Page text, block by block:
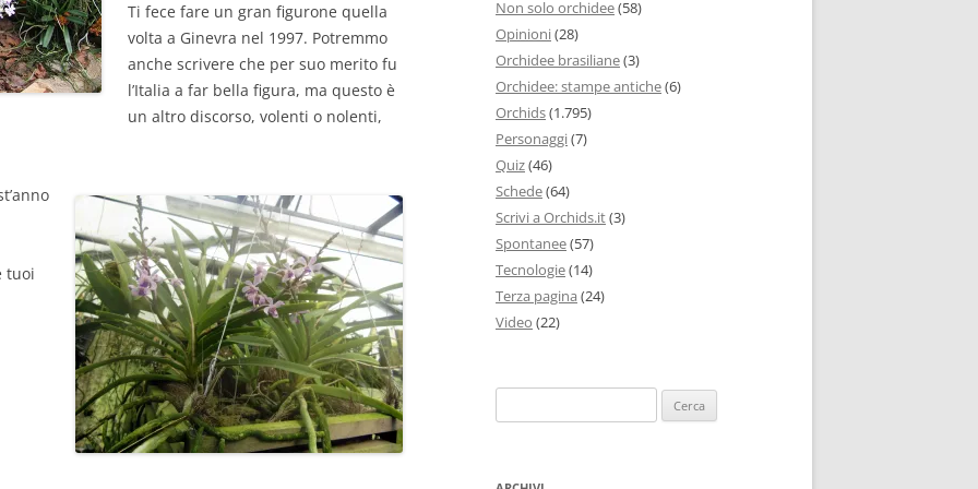
Ti fece fare un gran figurone quella
volta a Ginevra nel 1997. Potremmo
anche scrivere che per suo merito fu
l’Italia a far bella figura, ma questo è
un altro discorso, volenti o nolenti,
tuoi
Non solo orchidee(58)
Opinioni(28)
Orchidee brasiliane(3)
Orchidee: stampe antiche(6)
Orchids(1.795)
Personaggi(7)
Quiz(46)
Schede(64)
Scrivi a Orchids.it(3)
Spontanee(57)
Tecnologie(14)
Terza pagina (24)
Video (22)
per: